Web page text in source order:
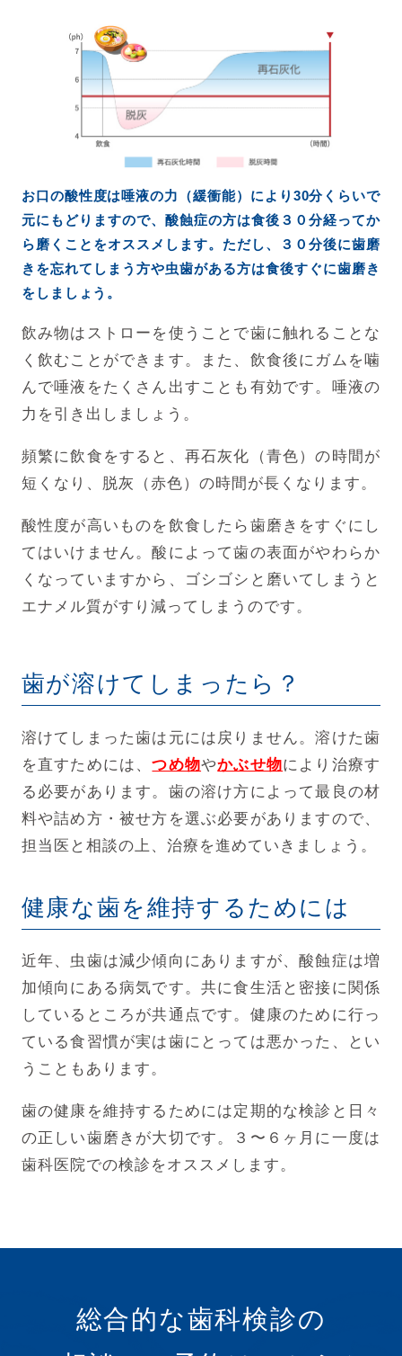
お口の酸性度は唾液の力（緩衝能）により30分くらいで
元にもどりますので、酸蝕症の方は食後３０分経ってか
ら磨くことをオススメします。ただし、３０分後に歯磨
きを忘れてしまう方や虫歯がある方は食後すぐに歯磨き
をしましょう。
飲み物はストローを使うことで歯に触れることな
く飲むことができます。また、飲食後にガムを噛
んで唾液をたくさん出すことも有効です。唾液の
力を引き出しましょう。
頻繁に飲食をすると、再石灰化（青色）の時間が
短くなり、脱灰（赤色）の時間が長くなります。
酸性度が高いものを飲食したら歯磨きをすぐにし
てはいけません。酸によって歯の表面がやわらか
くなっていますから、ゴシゴシと磨いてしまうと
エナメル質がすり減ってしまうのです。
歯が溶けてしまったら？
溶けてしまった歯は元には戻りません。溶けた歯
を直すためには、つめ物やかぶせ物により治療す
る必要があります。歯の溶け方によって最良の材
料や詰め方・被せ方を選ぶ必要がありますので、
担当医と相談の上、治療を進めていきましょう。
健康な歯を維持するためには
近年、虫歯は減少傾向にありますが、酸蝕症は増
加傾向にある病気です。共に食生活と密接に関係
しているところが共通点です。健康のために行っ
ている食習慣が実は歯にとっては悪かった、とい
うこともあります。
歯の健康を維持するためには定期的な検診と日々
の正しい歯磨きが大切です。３〜６ヶ月に一度は
歯科医院での検診をオススメします。
総合的な歯科検診の